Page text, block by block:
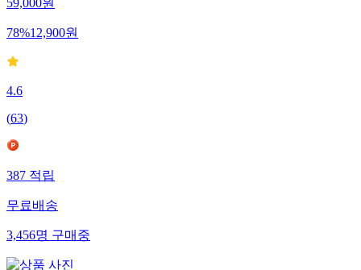
59,000원
78%12,900원
4.6
(63)
387적립
무료배송
3,456명구매중